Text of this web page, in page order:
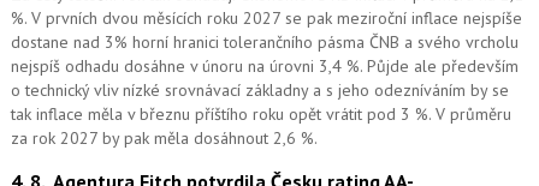
%. V prvních dvou měsících roku 2027 se pak meziroční inflace nejspíše
dostane nad 3% horní hranici tolerančního pásma ČNB a svého vrcholu
nejspíš odhadu dosáhne v únoru na úrovni 3,4 %. Půjde ale především
o technický vliv nízké srovnávací základny a s jeho odezníváním by se
tak inflace měla v březnu příštího roku opět vrátit pod 3 %. V průměru
za rok 2027 by pak měla dosáhnout 2,6 %.